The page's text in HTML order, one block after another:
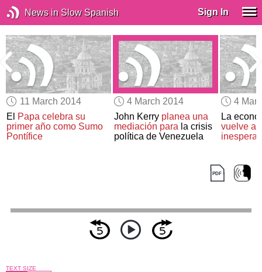
News in Slow Spanish Sign In
11 March 2014
El Papa celebra su
primer año como Sumo
Pontífice
4 March 2014
John Kerry planea una
mediación parala crisis
política de Venezuela
4
La
vuelve a
TEXT SIZE